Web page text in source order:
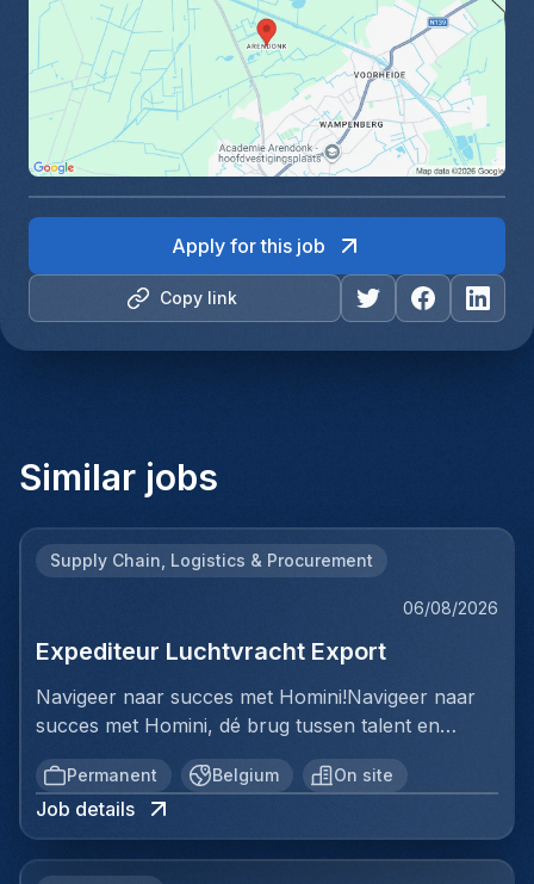
Copy link
Apply for this job
Similar jobs
Supply Chain, Logistics & Procurement
06/08/2026
Expediteur Luchtvracht Export
Navigeer naar succes met Homini!Navigeer naar
succes met Homini, dé brug tussen talent en
uitmuntende opportuniteiten binnen de
arbeidsmarkt. Als voorloper in wervingsdiensten,
matchen we toptalent met topbedrijven in diverse
sectoren. Met onze expertise en toewijding streven
Permanent Belgium On site
Job details